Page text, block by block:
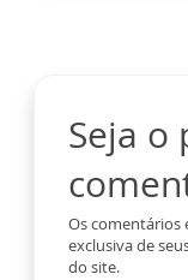
Seja o
Os comentários
exclusiva de
do site.